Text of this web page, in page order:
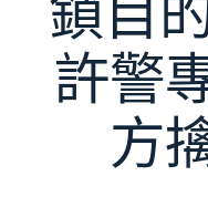
鎖目
許警
方